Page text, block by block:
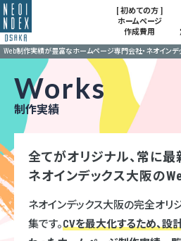
[ 初めての方 ]
ホームページ
作成費用
Web制作実績が豊富なホームページ専門会社・ネオインデ
Works
制作実績
全てがオリジナル、常に最
ネオインデックス大阪の
ネオインデックス大阪の完全オ
集です。CVを最大化するため、設